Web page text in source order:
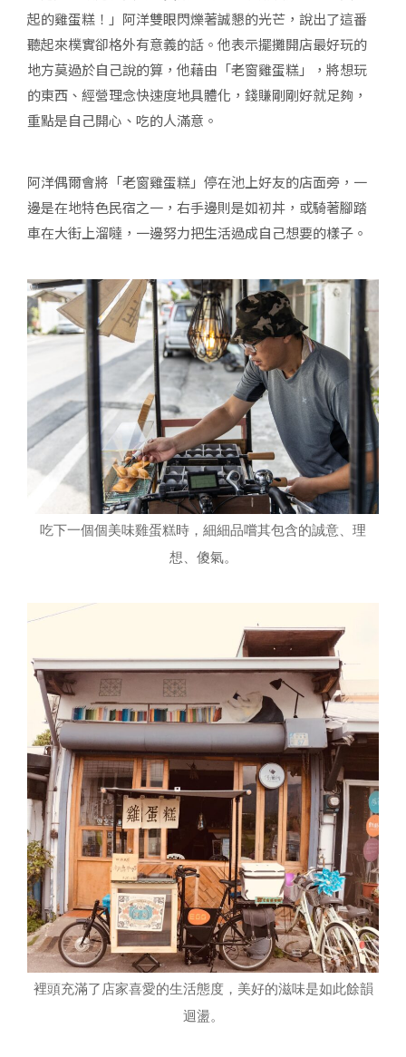
起的雞蛋糕！」阿洋雙眼閃爍著誠懇的光芒，說出了這番
聽起來樸實卻格外有意義的話。他表示擺攤開店最好玩的
地方莫過於自己說的算，他藉由「老窗雞蛋糕」，將想玩
的東西、經營理念快速度地具體化，錢賺剛剛好就足夠，
重點是自己開心、吃的人滿意。
阿洋偶爾會將「老窗雞蛋糕」停在池上好友的店面旁，一
邊是在地特色民宿之一，右手邊則是如初丼，或騎著腳踏
車在大街上溜噠，一邊努力把生活過成自己想要的樣子。
吃下一個個美味雞蛋糕時，細細品嚐其包含的誠意、理
想、傻氣。
裡頭充滿了店家喜愛的生活態度，美好的滋味是如此餘韻
迴盪。